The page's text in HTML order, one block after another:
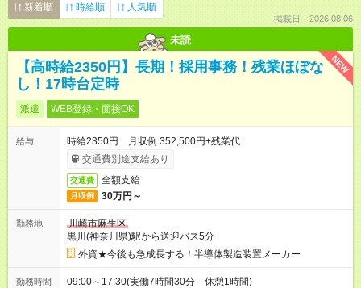
新着順 時給順 人気順
掲載日：2026.08.06
未読
NEW
【高時給2350円】長期！採用事務！残業ほぼな
し！17時台定時
派遣 WEB登録・面接OK
給与
時給2350円 月収例 352,500円+残業代
交通費別途支給あり
交通費 全額支給
月収例 30万円～
勤務地
川崎市麻生区
黒川(神奈川県)駅から送迎バス5分
外資★今後も急成長する！半導体製造装置メーカー
勤務時間 09:00～17:30(実働7時間30分 休憩1時間)